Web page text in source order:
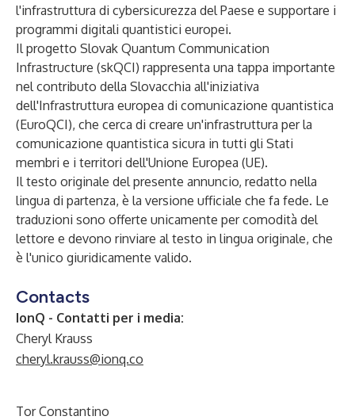
l'infrastruttura di cybersicurezza del Paese e supportare i
programmi digitali quantistici europei.
Il progetto Slovak Quantum Communication
Infrastructure (skQCI) rappresenta una tappa importante
nel contributo della Slovacchia all'iniziativa
dell'Infrastruttura europea di comunicazione quantistica
(EuroQCI), che cerca di creare un'infrastruttura per la
comunicazione quantistica sicura in tutti gli Stati
membri e i territori dell'Unione Europea (UE).
Il testo originale del presente annuncio, redatto nella
lingua di partenza, è la versione ufficiale che fa fede. Le
traduzioni sono offerte unicamente per comodità del
lettore e devono rinviare al testo in lingua originale, che
è l'unico giuridicamente valido.
Contacts
IonQ - Contatti per i media:
Cheryl Krauss
cheryl.krauss@ionq.co
Tor Constantino